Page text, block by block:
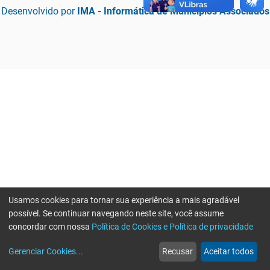
Desenvolvido por IMA - Informática de Municípios Associados
web
Notícias
more_horiz
Mais
Usamos cookies para tornar sua experiência a mais agradável
possível. Se continuar navegando neste site, você assume
concordar com nossa Política de Cookies e Política de privacidade
Gerenciar Cookies... Recusar Aceitar todos
Erro ao enviar informações, por favor tente novamente